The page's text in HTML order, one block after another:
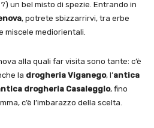
un bel misto di spezie. Entrando in
, potrete sbizzarrirvi, tra erbe
miscele mediorientali.
alla quali far visita sono tante: c’è
la drogheria Viganego, l’antica
drogheria Casaleggio, fino
c’è l’imbarazzo della scelta.